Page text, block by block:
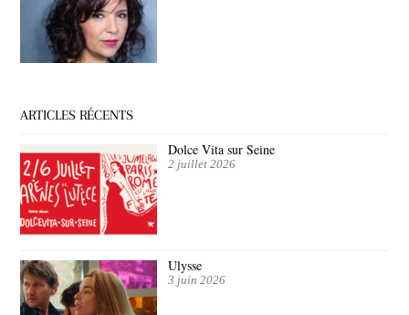
ARTICLES RÉCENTS
Dolce Vita sur Seine
2 juillet 2026
Ulysse
3 juin 2026